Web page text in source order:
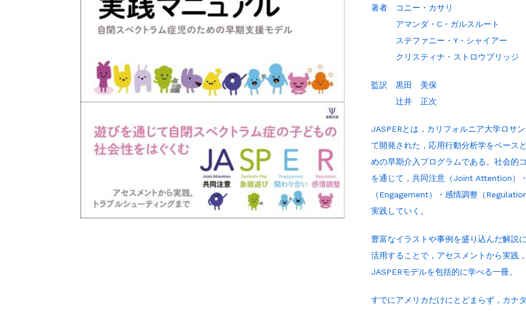
著者 コニー・カサリ
アマンダ・C・ガルスルート
ステファニー・Y・シャイアー
クリスティナ・ストロウブリッジ
監訳 黒田 美保
辻井 正次
JASPERとは，カリフォルニア大学ロサ
て開発された，応用行動分析学をベース
めの早期介入プログラムである。社会的
を通じて，共同注意（Joint Attention）
（Engagement）・感情調整（
実践していく。
豊富なイラストや事例を盛り込んだ解説
活用することで，アセスメントから実践
JASPERモデルを包括的に学べる一冊。
すでにアメリカだけにとどまらず，カナ